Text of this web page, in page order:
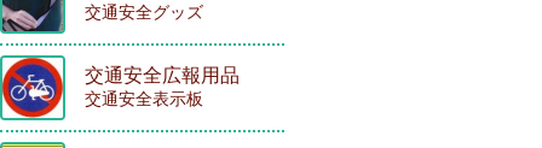
交通安全グッズ
交通安全広報用品
交通安全表示板